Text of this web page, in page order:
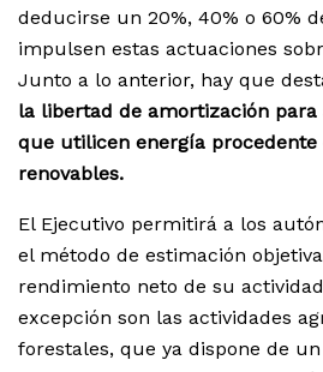
deducirse un 20%, 40% o 60%
impulsen estas actuaciones
Junto a lo anterior, hay que
la libertad de amortización para
que utilicen energía procedente
renovables.
El Ejecutivo permitirá a los
el método de estimación
rendimiento neto de su
excepción son las actividades
forestales, que ya dispone de